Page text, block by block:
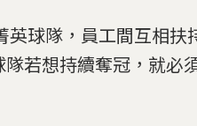
英球隊，員工間互相扶
若想持續奪冠，就必